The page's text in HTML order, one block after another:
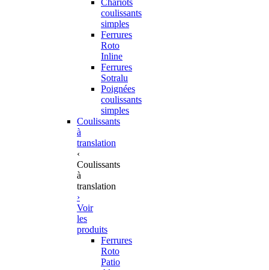
coulissants
simples
Ferrures
Roto
Inline
Ferrures
Sotralu
Poignées
coulissants
simples
Coulissants
à
translation
‹
Coulissants
à
translation
›
Voir
les
produits
Ferrures
Roto
Patio